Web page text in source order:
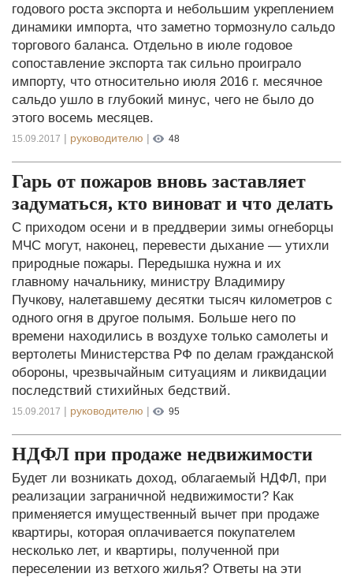
годового роста экспорта и небольшим укреплением
динамики импорта, что заметно тормознуло сальдо
торгового баланса. Отдельно в июле годовое
сопоставление экспорта так сильно проиграло
импорту, что относительно июля 2016 г. месячное
сальдо ушло в глубокий минус, чего не было до
этого восемь месяцев.
15.09.2017 | руководителю | 48
Гарь от пожаров вновь заставляет
задуматься, кто виноват и что делать
С приходом осени и в преддверии зимы огнеборцы
МЧС могут, наконец, перевести дыхание — утихли
природные пожары. Передышка нужна и их
главному начальнику, министру Владимиру
Пучкову, налетавшему десятки тысяч километров с
одного огня в другое полымя. Больше него по
времени находились в воздухе только самолеты и
вертолеты Министерства РФ по делам гражданской
обороны, чрезвычайным ситуациям и ликвидации
последствий стихийных бедствий.
15.09.2017 | руководителю | 95
НДФЛ при продаже недвижимости
Будет ли возникать доход, облагаемый НДФЛ, при
реализации заграничной недвижимости? Как
применяется имущественный вычет при продаже
квартиры, которая оплачивается покупателем
несколько лет, и квартиры, полученной при
переселении из ветхого жилья? Ответы на эти